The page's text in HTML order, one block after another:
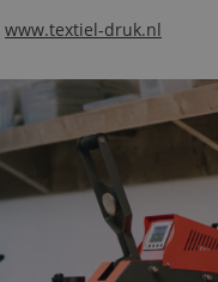
www.textiel-druk.nl